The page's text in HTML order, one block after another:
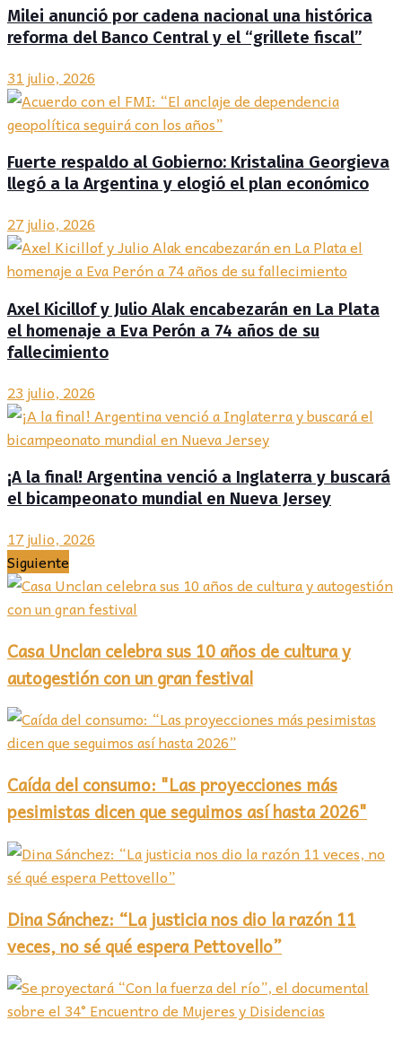
Milei anunció por cadena nacional una histórica
reforma del Banco Central y el “grillete fiscal”
31 julio, 2026
Fuerte respaldo al Gobierno: Kristalina Georgieva
llegó a la Argentina y elogió el plan económico
27 julio, 2026
Axel Kicillof y Julio Alak encabezarán en La Plata
el homenaje a Eva Perón a 74 años de su
fallecimiento
23 julio, 2026
¡A la final! Argentina venció a Inglaterra y buscará
el bicampeonato mundial en Nueva Jersey
17 julio, 2026
Siguiente
Casa Unclan celebra sus 10 años de cultura y
autogestión con un gran festival
Caída del consumo: "Las proyecciones más
pesimistas dicen que seguimos así hasta 2026"
Dina Sánchez: “La justicia nos dio la razón 11
veces, no sé qué espera Pettovello”